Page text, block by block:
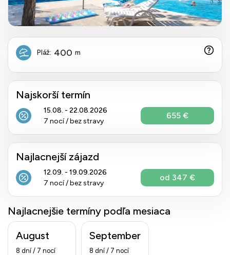
Pláž: 400 m
Najskorší termín
15.08. - 22.08.2026
7 nocí / bez stravy
655 €
Najlacnejší zájazd
12.09. - 19.09.2026
7 nocí / bez stravy
od 347 €
Najlacnejšie termíny podľa mesiaca
August
8 dní / 7 nocí
September
8 dní / 7 nocí